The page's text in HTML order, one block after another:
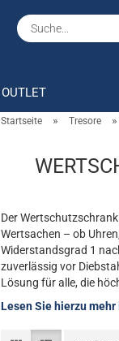
OUTLET
Startseite » Tresore »
Der
Wertsachen – ob
Widerstandsgrad 1
zuverlässig vor
Lösung für alle, die
Lesen Sie hierzu